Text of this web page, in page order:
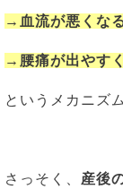
→血流が悪くな
→腰痛が出やす
というメカニズ
さっそく、 産後